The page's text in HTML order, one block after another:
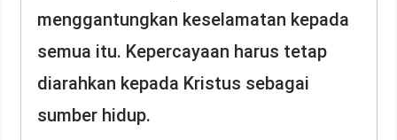
menggantungkan keselamatan kepada
semua itu. Kepercayaan harus tetap
diarahkan kepada Kristus sebagai
sumber hidup.